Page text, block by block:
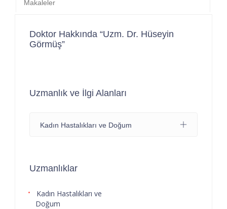
Makaleler
Doktor Hakkında “Uzm. Dr. Hüseyin
Görmüş”
Uzmanlık ve İlgi Alanları
Kadın Hastalıkları ve Doğum
Uzmanlıklar
Kadın Hastalıkları ve
Doğum